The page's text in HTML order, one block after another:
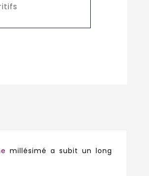
millésimé a subit un long